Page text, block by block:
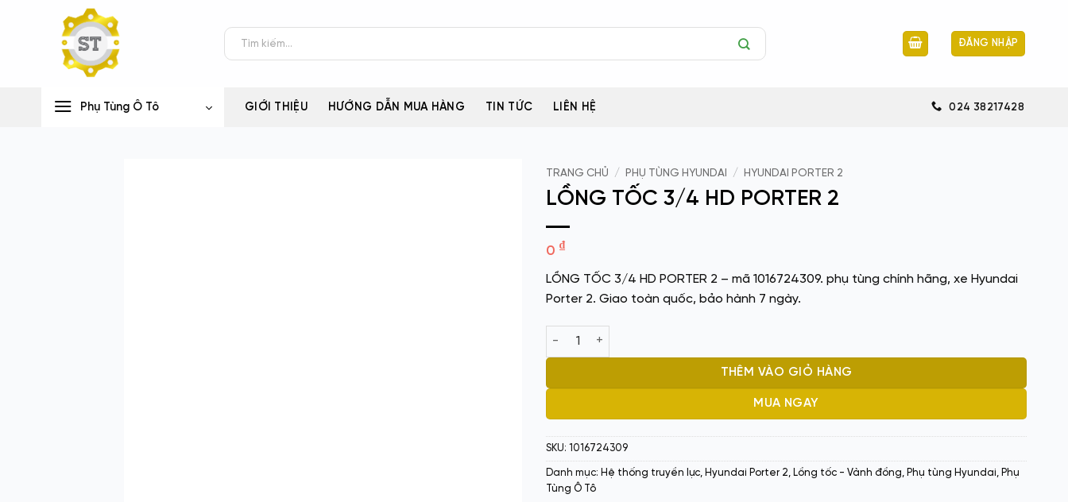
kiếm:
ĐĂNG NHẬP
Phụ Tùng Ô Tô GIỚI THIỆU HƯỚNG DẪN MUA HÀNG TIN TỨC LIÊN HỆ 024 38217428
TRANG CHỦ / PHỤ TÙNG HYUNDAI / HYUNDAI PORTER 2
LỒNG TỐC 3/4 HD PORTER 2
0 ₫
LỒNG TỐC 3/4 HD PORTER 2 – mã 1016724309. phụ tùng chính hãng, xe Hyundai
Porter 2. Giao toàn quốc, bảo hành 7 ngày.
LỒNG TỐC 3/4 HD PORTER 2 số lượng
THÊM VÀO GIỎ HÀNG
MUA NGAY
SKU: 1016724309
Danh mục: Hệ thống truyền lực Hyundai Porter 2 Lồng tốc - Vành đồng Phụ tùng Hyundai
Phụ
Tùng Ô Tô